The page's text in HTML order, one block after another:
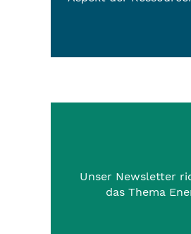
Unser Newsletter
das Thema